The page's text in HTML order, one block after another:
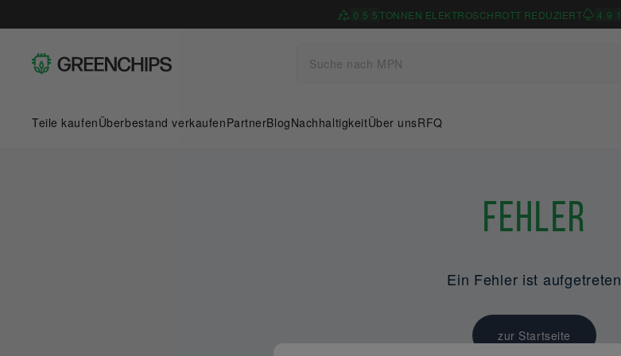
0 5 5 TONNEN ELEKTROSCHROTT REDUZIERT 4 9 1
Teile kaufenÜberbestand verkaufenPartnerBlogNachhaltigkeitÜber unsRFQ
Fehler
Ein Fehler ist aufgetreten
zur Startseite